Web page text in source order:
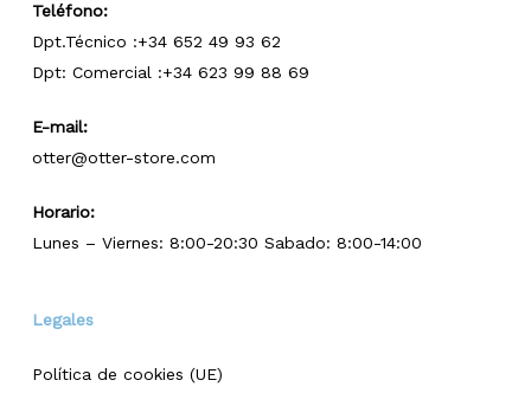
Teléfono:
Dpt.Técnico :+34 652 49 93 62
Dpt: Comercial :+34 623 99 88 69
E-mail:
otter@otter-store.com
Horario:
Lunes – Viernes: 8:00-20:30 Sabado: 8:00-14:00
Legales
Política de cookies (UE)